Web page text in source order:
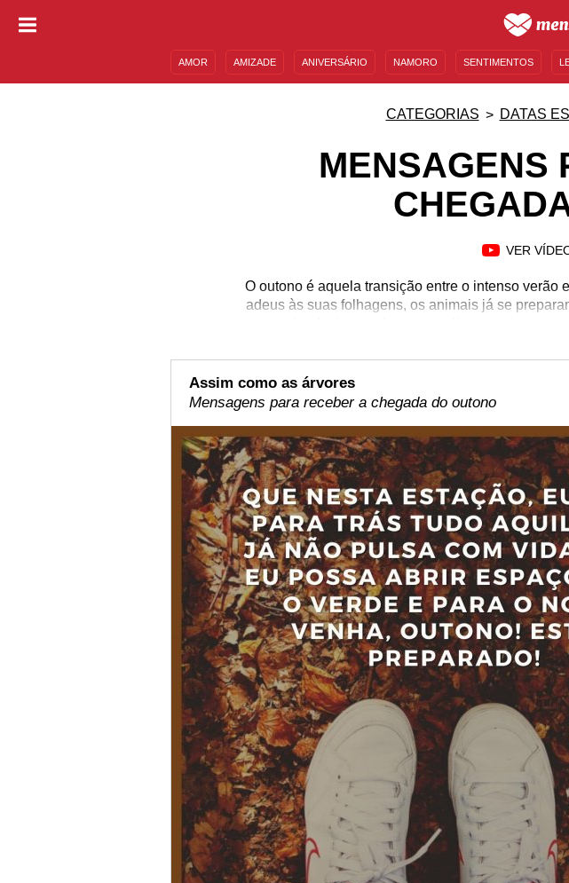
AMOR AMIZADE ANIVERSÁRIO NAMORO SENTIMENTOS
CATEGORIAS DATAS
MENSAGENS
VER
O outono é aquela transição entre o intenso verão
adeus às suas folhagens, os animais já se
um profundo desejo de nos recolhermos. Isso
chegar a primavera. Portanto a beleza dessa
observar as folhagens ficando alaranjadas.
do outono e
Assim como as árvores
Mensagens para receber a chegada do outono